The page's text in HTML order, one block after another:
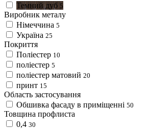
Темний дуб 5
Виробник металу
Німеччина 5
Україна 25
Покриття
Поліестер 10
поліестер 5
поліестер матовий 20
принт 15
Область застосування
Обшивка фасаду в приміщенні 50
Товщина профлиста
0,4 30